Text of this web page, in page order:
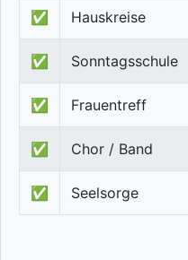
✅ Hauskreise
✅ Sonntagsschule
✅ Frauentreff
✅ Chor / Band
✅ Seelsorge